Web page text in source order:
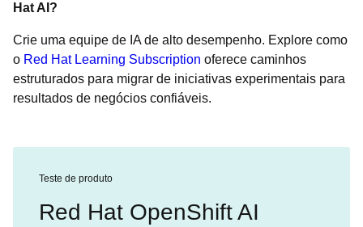
Hat AI?
Crie uma equipe de IA de alto desempenho. Explore como
o Red Hat Learning Subscription oferece caminhos
estruturados para migrar de iniciativas experimentais para
resultados de negócios confiáveis.
Teste de produto
Red Hat OpenShift AI